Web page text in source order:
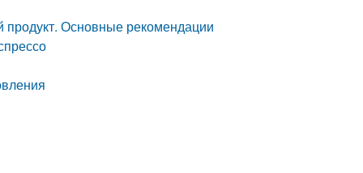
продукт. Основные рекомендации